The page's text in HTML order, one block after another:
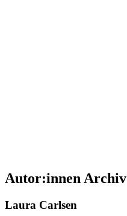
Autor:innen Archiv
Laura Carlsen